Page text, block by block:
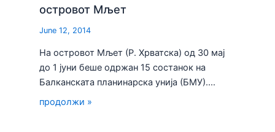
островот Мљет
June 12, 2014
На островот Мљет (Р. Хрватска) од 30 мај
до 1 јуни беше одржан 15 состанок на
Балканската планинарска унија (БМУ).…
продолжи »